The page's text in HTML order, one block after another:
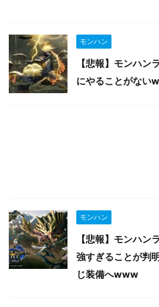
モンハン
【悲報】モンハン
にやることがない
モンハン
【悲報】モンハン
強すぎることが判
じ装備へwww